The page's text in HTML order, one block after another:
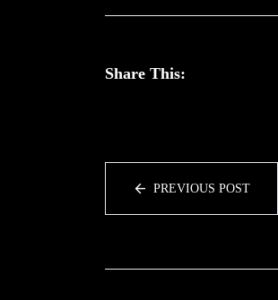
Share This:
PREVIOUS POST